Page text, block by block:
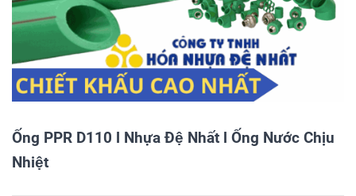
Ống PPR D110 l Nhựa Đệ Nhất l Ống Nước Chịu
Nhiệt